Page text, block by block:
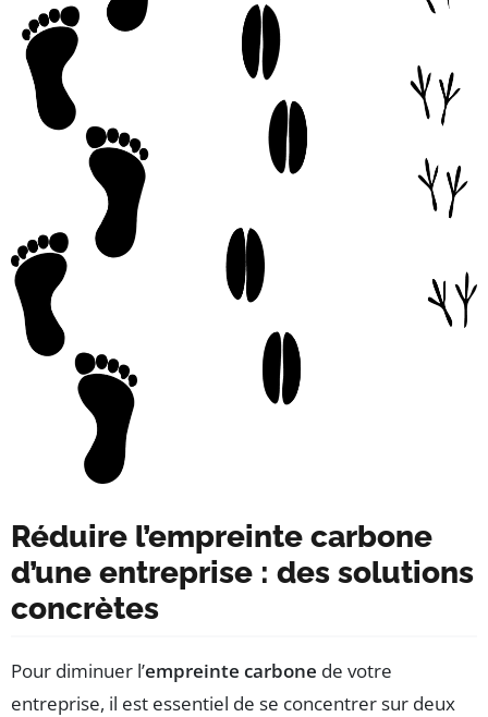
Réduire l’empreinte carbone
d’une entreprise : des solutions
concrètes
Pour diminuer l’empreinte carbone de votre
entreprise, il est essentiel de se concentrer sur deux